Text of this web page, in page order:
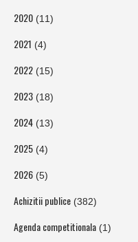
2020 (11)
2021 (4)
2022 (15)
2023 (18)
2024 (13)
2025 (4)
2026 (5)
Achizitii publice (382)
Agenda competitionala (1)